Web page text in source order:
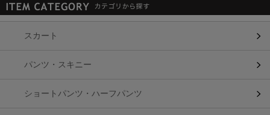
スカート
パンツ・スキニー
ショートパンツ・ハーフパンツ